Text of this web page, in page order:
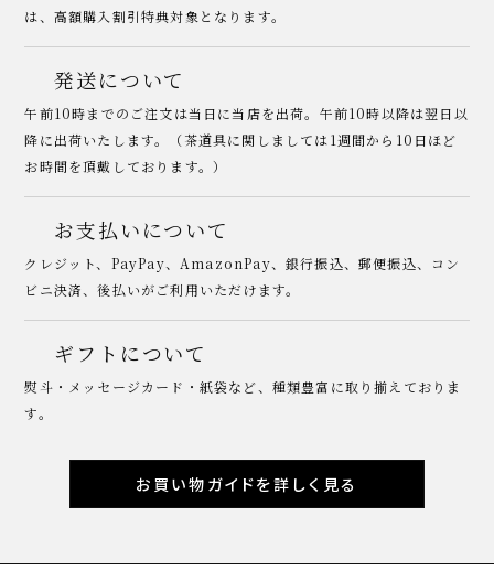
は、高額購入割引特典対象となります。
発送について
午前10時までのご注文は当日に当店を出荷。午前10時以降は翌日以
降に出荷いたします。（茶道具に関しましては1週間から10日ほど
お時間を頂戴しております。）
お支払いについて
クレジット、PayPay、AmazonPay、銀行振込、郵便振込、コン
ビニ決済、後払いがご利用いただけます。
ギフトについて
熨斗・メッセージカード・紙袋など、種類豊富に取り揃えておりま
す。
お買い物ガイドを詳しく見る